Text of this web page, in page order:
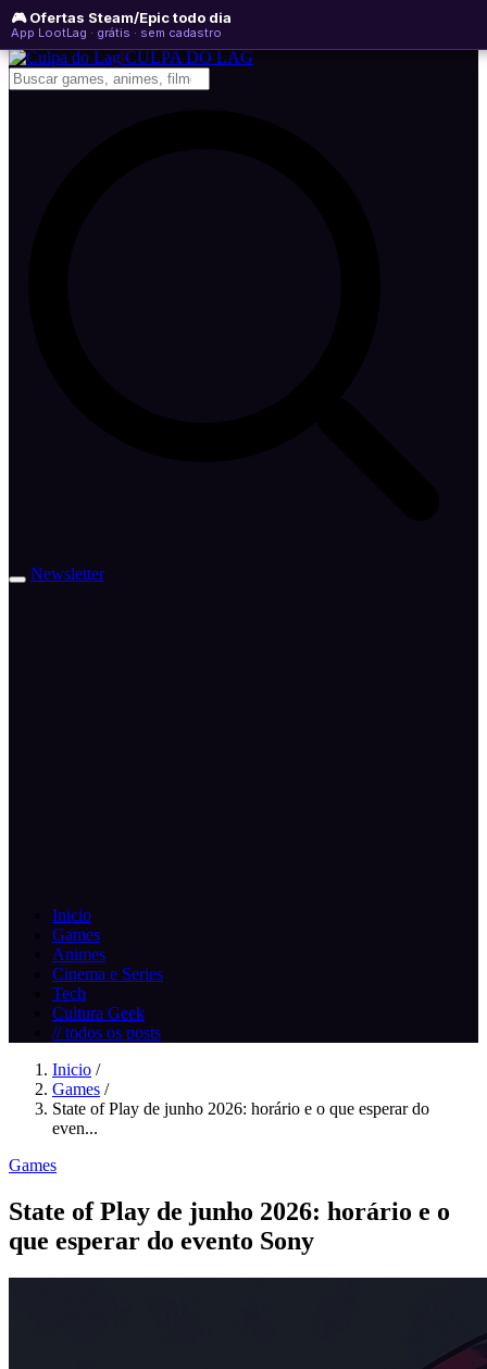
🎮 Ofertas Steam/Epic todo dia
App LootLag · grátis · sem cadastro
quinta-feira, 06 de agosto de 2026
Newsletter
CULPA DO LAG
Newsletter
Inicio
Games
Animes
Cinema e Series
Tech
Cultura Geek
// todos os posts
Inicio /
Games /
State of Play de junho 2026: horário e o que esperar do
even...
Games
State of Play de junho 2026: horário e o
que esperar do evento Sony